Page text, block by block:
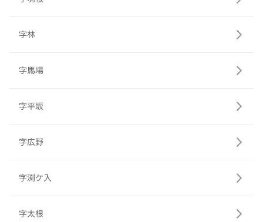
字林
字馬場
字平坂
字広野
字渕ケ入
字太根